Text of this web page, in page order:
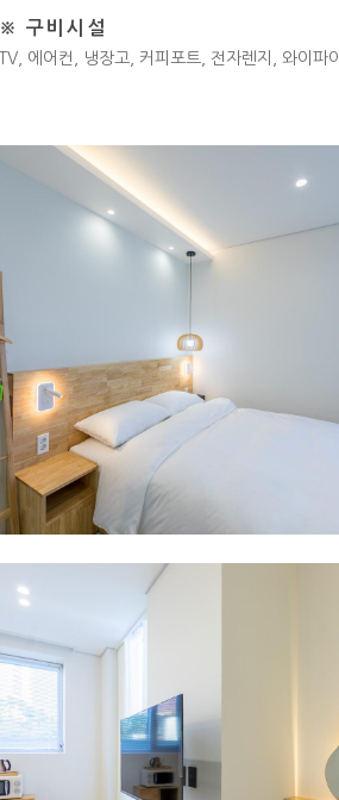
※ 구비시설
TV, 에어컨, 냉장고, 커피포트, 전자렌지, 와이파이